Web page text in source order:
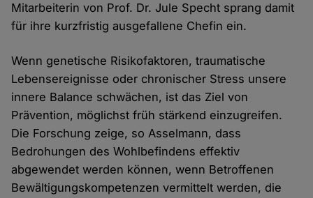
Mitarbeiterin von Prof. Dr. Jule Specht sprang damit
für ihre kurzfristig ausgefallene Chefin ein.
Wenn genetische Risikofaktoren, traumatische
Lebensereignisse oder chronischer Stress unsere
innere Balance schwächen, ist das Ziel von
Prävention, möglichst früh stärkend einzugreifen.
Die Forschung zeige, so Asselmann, dass
Bedrohungen des Wohlbefindens effektiv
abgewendet werden können, wenn Betroffenen
Bewältigungskompetenzen vermittelt werden, die